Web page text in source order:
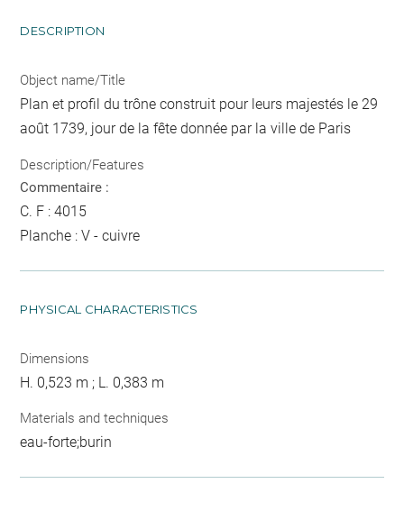
DESCRIPTION
Object name/Title
Plan et profil du trône construit pour leurs majestés le 29
août 1739, jour de la fête donnée par la ville de Paris
Description/Features
Commentaire :
C. F : 4015
Planche : V - cuivre
PHYSICAL CHARACTERISTICS
Dimensions
H. 0,523 m ; L. 0,383 m
Materials and techniques
eau-forte;burin